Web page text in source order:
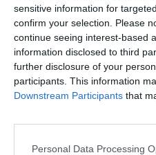
sensitive information for
confirm your selection. Please
continue seeing interest-based
information disclosed to third
further disclosure of your
participants. This information
Downstream Participants that
Personal Data Processing